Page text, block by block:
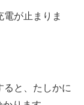
電が止まりま
ると、たしかに